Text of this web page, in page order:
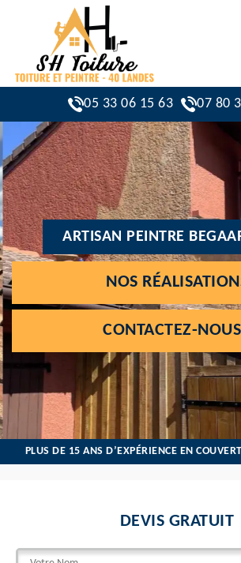
05 33 06 15 63 07 80
ARTISAN PEINTRE
NOS
CONTACTEZ-
PLUS DE 15 ANS D’EXPÉRIENCE EN
DEVIS GRATUIT